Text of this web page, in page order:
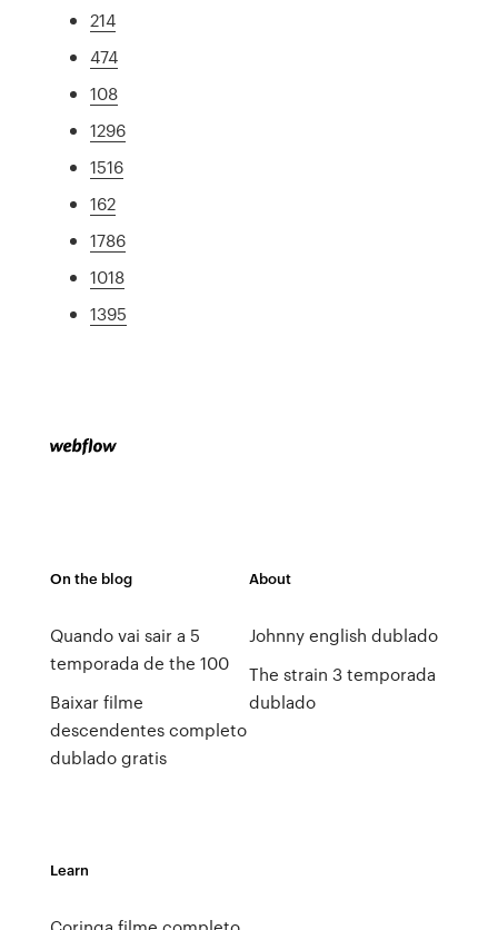
214
474
108
1296
1516
162
1786
1018
1395
On the blog
Quando vai sair a 5
temporada de the 100
Baixar filme
descendentes completo
dublado gratis
About
Johnny english dublado
The strain 3 temporada
dublado
Learn